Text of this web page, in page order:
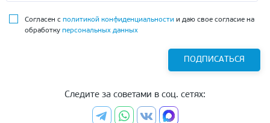
Согласен с политикой конфиденциальности и даю свое согласие на
обработку персональных данных
ПОДПИСАТЬСЯ
Следите за советами в соц. сетях: